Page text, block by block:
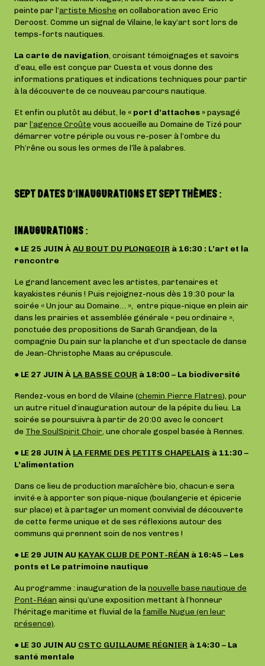
peinte par l’artiste Mioshe en collaboration avec Eric
Deroost. Comme un signal de Vilaine, le kay’art sort lors de
temps-forts nautiques.
La carte de navigation, croisant témoignages et savoirs
d’eau, elle est conçue par Cuesta et vous donne des
informations pratiques et indications techniques pour partir
à la découverte de ce nouveau parcours nautique.
Et enfin ou plutôt au début, le « port d’attaches »paysagé
par l’agence Croûte vous accueille au Domaine de Tizé pour
démarrer votre périple ou vous re-poser à l’ombre du
Ph’rêne ou sous les ormes de l’île à palabres.
SEPT DATES D’INAUGURATIONS ET SEPT THÈMES :
INAUGURATIONS :
● LE 25 JUIN ÀAU BOUT DU PLONGEOIR à 16:30 : L’art et la
rencontre
Le grand lancement avec les artistes, partenaires et
kayakistes réunis ! Puis rejoignez-nous dès 19:30 pour la
soirée « Un jour au Domaine… », entre pique-nique en plein air
dans les prairies et assemblée générale « peu ordinaire »,
ponctuée des propositions de Sarah Grandjean, de la
compagnie Du pain sur la planche et d’un spectacle de danse
de Jean-Christophe Maas au crépuscule.
● LE 27 JUIN À LA BASSE COUR à 18:00 – La biodiversité
Rendez-vous en bord de Vilaine (chemin Pierre Flatres), pour
un autre rituel d’inauguration autour de la pépite du lieu. La
soirée se poursuivra à partir de 20:00 avec le concert
de The SoulSpirit Choir, une chorale gospel basée à Rennes.
● LE 28 JUIN À LA FERME DES PETITS CHAPELAIS à 11:30 –
L’alimentation
Dans ce lieu de production maraîchère bio, chacun·e sera
invité·e à apporter son pique-nique (boulangerie et épicerie
sur place) et à partager un moment convivial de découverte
de cette ferme unique et de ses réflexions autour des
communs qui prennent soin de nos ventres !
● LE 29 JUIN AU KAYAK CLUB DE PONT-RÉAN à 16:45 – Les
ponts et Le patrimoine nautique
Au programme : inauguration de lanouvelle base nautique de
Pont-Réan ainsi qu’une exposition mettant à l’honneur
l’héritage maritime et fluvial de la famille Nugue (en leur
présence).
● LE 30 JUIN AU CSTC GUILLAUME RÉGNIER à 14:30 – La
santé mentale